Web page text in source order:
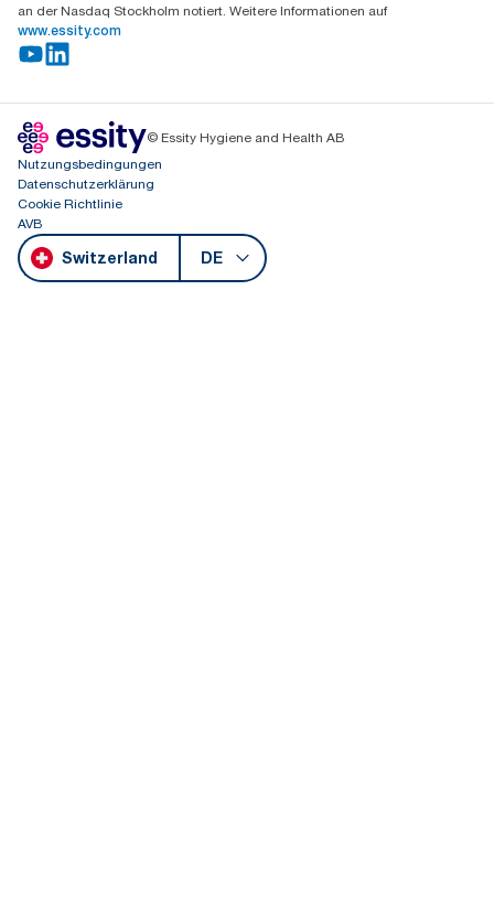
an der Nasdaq Stockholm notiert. Weitere Informationen auf
www.essity.com
© Essity Hygiene and Health AB
Nutzungsbedingungen
Datenschutzerklärung
Cookie Richtlinie
AVB
Switzerland DE